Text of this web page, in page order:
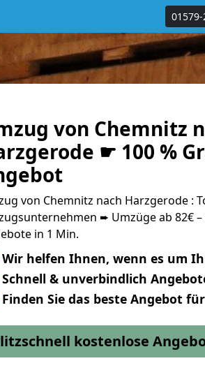
von Chemnitz
☛ 100 %
von Chemnitz nach Harzgerode :
➨ Umzüge ab 82€
in 1 Min.
Wir helfen Ihnen, wenn es um
Schnell & unverbindlich
Finden Sie das beste Angebot
kostenlose